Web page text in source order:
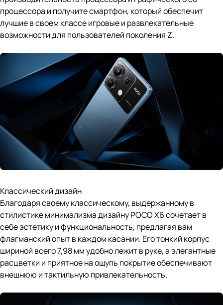
процессора и получите смартфон, который обеспечит
лучшие в своем классе игровые и развлекательные
возможности для пользователей поколения Z.
Классический дизайн
Благодаря своему классическому, выдержанному в
стилистике минимализма дизайну POCO X6 сочетает в
себе эстетику и функциональность, предлагая вам
флагманский опыт в каждом касании. Его тонкий корпус
шириной всего 7,98 мм удобно лежит в руке, а элегантные
расцветки и приятное на ощупь покрытие обеспечивают
внешнюю и тактильную привлекательность.